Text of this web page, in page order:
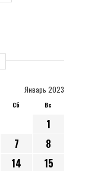
Январь 2023
Сб Вс
1
7
8
14
15